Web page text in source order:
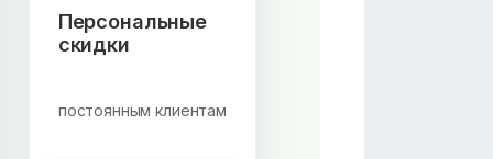
Персональные
скидки
постоянным клиентам